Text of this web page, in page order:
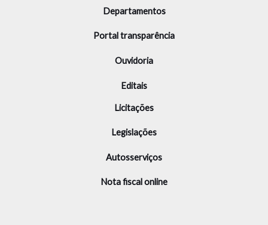
Departamentos
Portal transparência
Ouvidoria
Editais
Licitações
Legislações
Autosserviços
Nota fiscal online